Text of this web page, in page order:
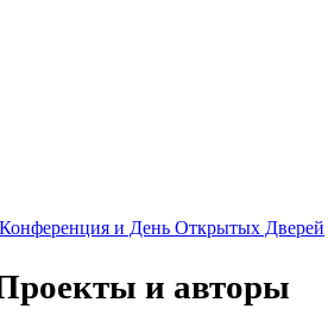
и День Открытых Дверей
и авторы